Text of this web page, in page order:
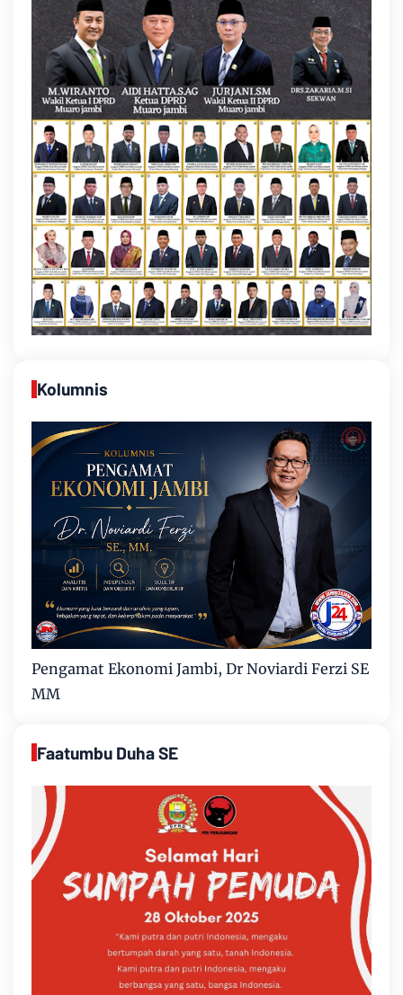
Kolumnis
Pengamat Ekonomi Jambi, Dr Noviardi Ferzi SE
MM
Faatumbu Duha SE